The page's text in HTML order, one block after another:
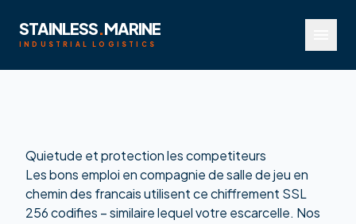
STAINLESS.MARINE
INDUSTRIAL LOGISTICS
Quietude et protection les competiteurs
Les bons emploi en compagnie de salle de jeu en
chemin des francais utilisent ce chiffrement SSL
256 codifies – similaire lequel votre escarcelle. Nos